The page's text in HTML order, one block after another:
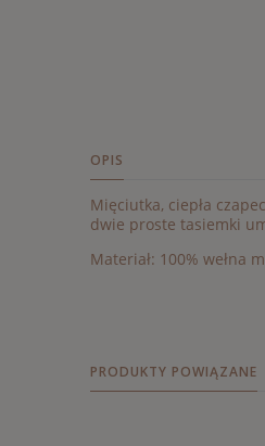
OPIS
Mięciutka, ciepła
dwie proste tasiemki
Materiał: 100% wełna
PRODUKTY POWIĄZANE